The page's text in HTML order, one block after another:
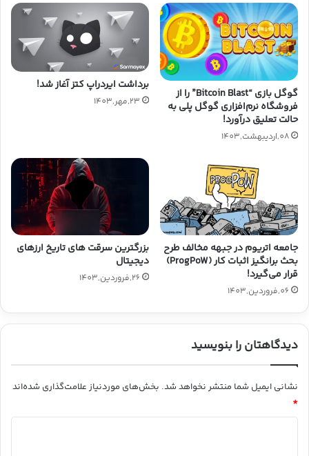
گوگل بازی “Bitcoin Blast” را از
فروشگاه نرم‌افزاری گوگل پلی به
حالت تعلیق درآورد!
08,اردیبهشت,1403
برداشت ایردراپ کتز آغاز شد!
23,مهر,1403
جامعه اتریوم در جبهه مخالف طرح
بحث برانگیز اثبات کار (ProgPoW)
قرار می‌گیرد!
06,فروردین,1403
بزرگترین سرقت های تاریخ ارزهای
دیجیتال
26,فروردین,1403
دیدگاهتان را بنویسید
نشانی ایمیل شما منتشر نخواهد شد. بخش‌های موردنیاز علامت‌گذاری شده‌اند
*